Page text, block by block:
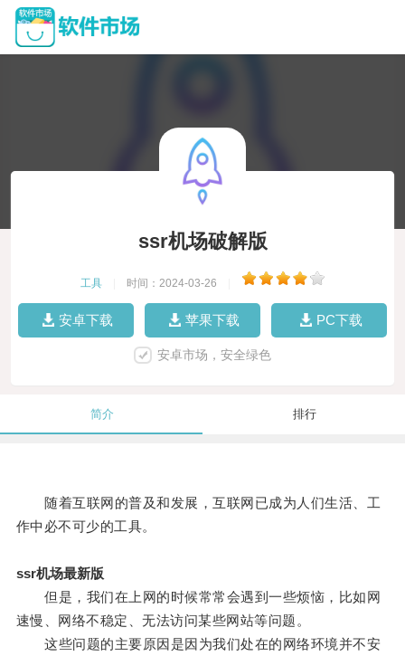
ssr机场破解版
工具 时间：2024-03-26
安卓下载 苹果下载 PC下载
安卓市场，安全绿色
简介 排行
随着互联网的普及和发展，互联网已成为人们生活、工
作中必不可少的工具。
ssr机场最新版
但是，我们在上网的时候常常会遇到一些烦恼，比如网
速慢、网络不稳定、无法访问某些网站等问题。
这些问题的主要原因是因为我们处在的网络环境并不安